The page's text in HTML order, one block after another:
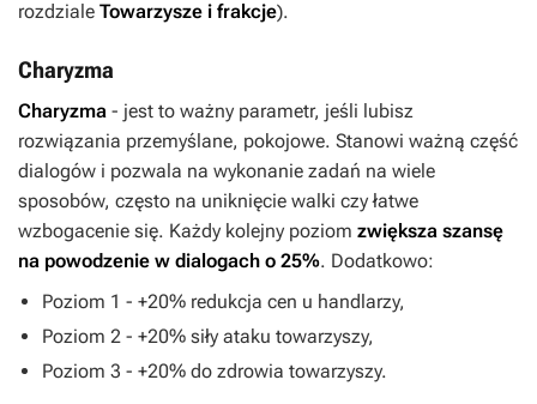
rozdziale Towarzysze i frakcje).
Charyzma
Charyzma - jest to ważny parametr, jeśli lubisz
rozwiązania przemyślane, pokojowe. Stanowi ważną część
dialogów i pozwala na wykonanie zadań na wiele
sposobów, często na uniknięcie walki czy łatwe
wzbogacenie się. Każdy kolejny poziom zwiększa szansę
na powodzenie w dialogach o 25%. Dodatkowo:
Poziom 1 - +20% redukcja cen u handlarzy,
Poziom 2 - +20% siły ataku towarzyszy,
Poziom 3 - +20% do zdrowia towarzyszy.